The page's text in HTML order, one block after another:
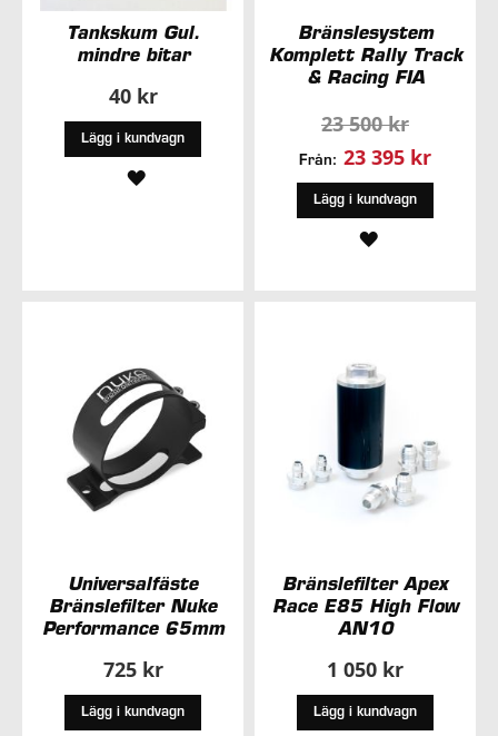
Tankskum Gul.
mindre bitar
40 kr
Lägg i kundvagn
LÄGG
Bränslesystem
Komplett Rally Track
& Racing FIA
23 500 kr
Från: 23 395 kr
Lägg i kundvagn
LÄGG
Universalfäste
Bränslefilter Nuke
Performance 65mm
725 kr
Lägg i kundvagn
Bränslefilter Apex
Race E85 High Flow
AN10
1 050 kr
Lägg i kundvagn